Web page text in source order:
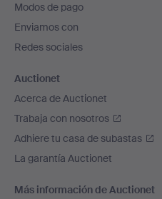
de
página
Modos de pago
Enviamos con
Redes sociales
Auctionet
Acerca de Auctionet
Trabaja con nosotros
Adhiere tu casa de subastas
La garantía Auctionet
Más información de Auctionet